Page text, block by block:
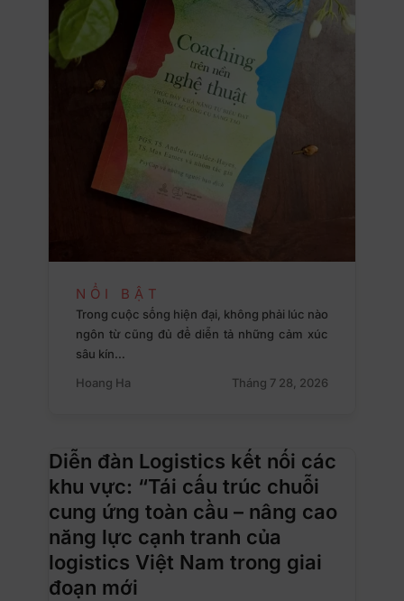
NỔI BẬT
Trong cuộc sống hiện đại, không phải lúc nào
ngôn từ cũng đủ để diễn tả những cảm xúc
sâu kín…
Hoang Ha
Tháng 7 28, 2026
Diễn đàn Logistics kết nối các
khu vực: “Tái cấu trúc chuỗi
cung ứng toàn cầu – nâng cao
năng lực cạnh tranh của
logistics Việt Nam trong giai
đoạn mới